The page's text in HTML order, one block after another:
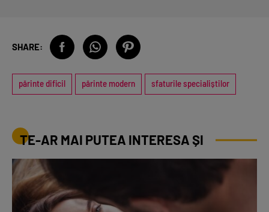
SHARE:
părinte dificil părinte modern sfaturile specialiștilor
TE-AR MAI PUTEA INTERESA ȘI